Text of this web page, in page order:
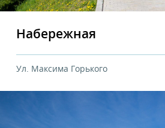
Набережная
Ул. Максима Горького